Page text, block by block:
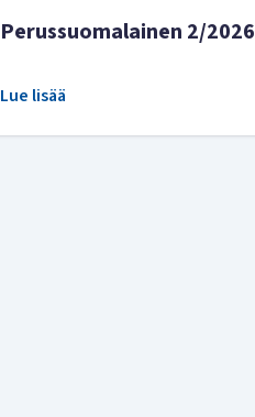
Perussuomalainen 2/2026
Lue lisää